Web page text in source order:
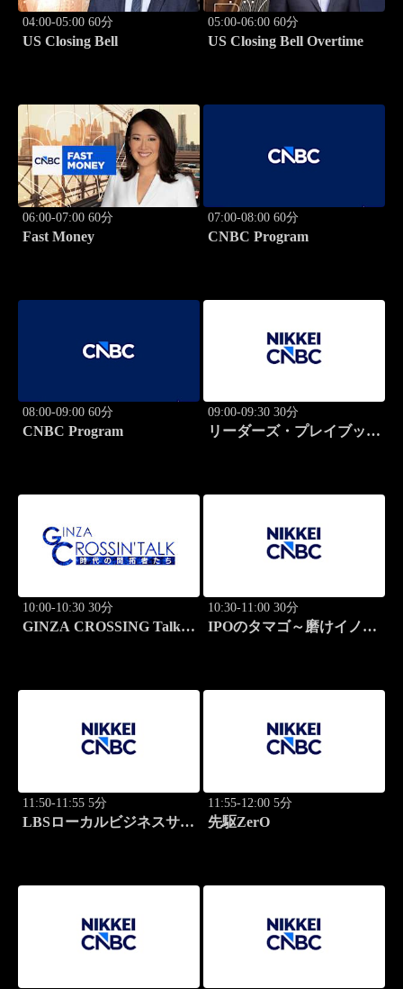
04:00-05:00 60分
US Closing Bell
05:00-06:00 60分
US Closing Bell Overtime
06:00-07:00 60分
Fast Money
07:00-08:00 60分
CNBC Program
08:00-09:00 60分
CNBC Program
09:00-09:30 30分
リーダーズ・プレイブック
10:00-10:30 30分
GINZA CROSSING Talk
10:30-11:00 30分
IPOのタマゴ～磨けイノベ
11:50-11:55 5分
LBSローカルビジネスサテ
11:55-12:00 5分
先駆ZerO